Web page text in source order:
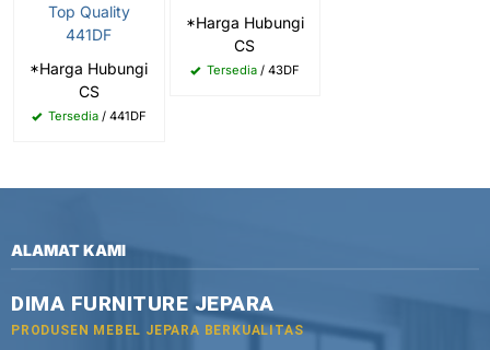
Top Quality
441DF
*Harga Hubungi
CS
Tersedia/ 441DF
*Harga Hubungi
CS
Tersedia/ 43DF
ALAMAT KAMI
DIMA FURNITURE JEPARA
PRODUSEN MEBEL JEPARA BERKUALITAS